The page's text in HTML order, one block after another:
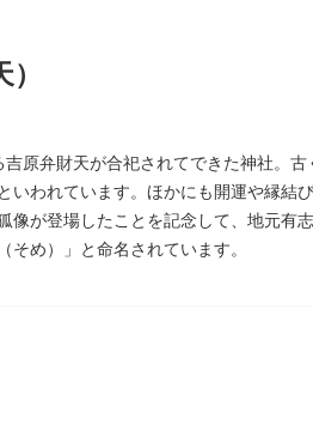
原弁財天が合祀されてできた神社。
われています。ほかにも開運や縁結
れ桜が、見事な花を咲かせ人々を和ま
福神に関する授与も年間を通して行わ
が登場したことを記念して、地元有
め）」と命名されています。